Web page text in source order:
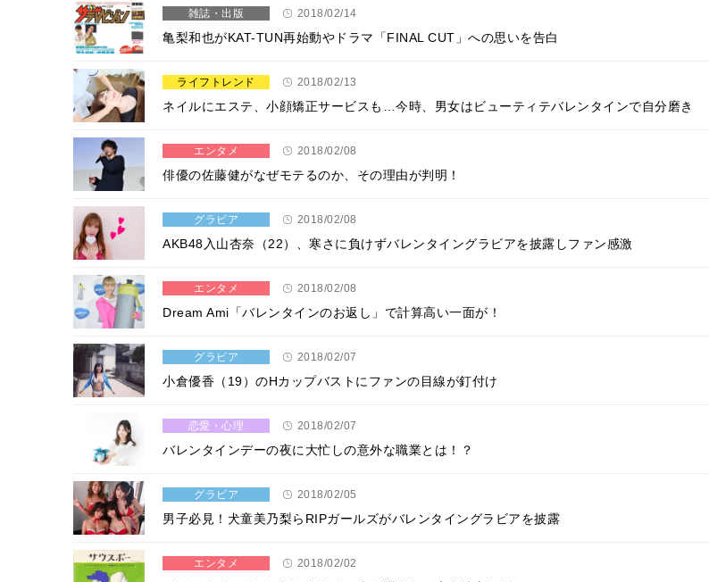
雑誌・出版 2018/02/14
亀梨和也がKAT-TUN再始動やドラマ「FINAL CUT」への思いを告白
ライフトレンド 2018/02/13
ネイルにエステ、小顔矯正サービスも…今時、男女はビューティテバレンタインで自分磨き
エンタメ 2018/02/08
俳優の佐藤健がなぜモテるのか、その理由が判明！
グラビア 2018/02/08
AKB48入山杏奈（22）、寒さに負けずバレンタイングラビアを披露しファン感激
エンタメ 2018/02/08
Dream Ami「バレンタインのお返し」で計算高い一面が！
グラビア 2018/02/07
小倉優香（19）のHカップバストにファンの目線が釘付け
恋愛・心理 2018/02/07
バレンタインデーの夜に大忙しの意外な職業とは！？
グラビア 2018/02/05
男子必見！犬童美乃梨らRIPガールズがバレンタイングラビアを披露
エンタメ 2018/02/02